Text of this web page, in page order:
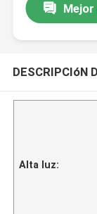
DESCRIPCIóN
Alta luz: